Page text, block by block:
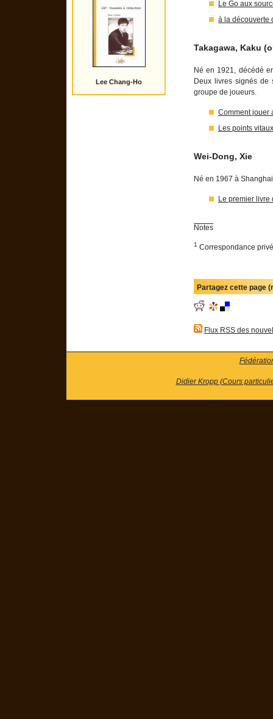
Lee Chang-Ho
Le Go aux
à la découverte
Takagawa, Kaku
Né en 1921, décédé
Deux livres signés de
groupe de joueurs.
Comment jouer
Les points
Wei-Dong, Xie
Né en 1967 à
Le premier livre
Notes
1 Correspondance
Partagez cette page
Flux RSS des
Didier Kropp (Cours